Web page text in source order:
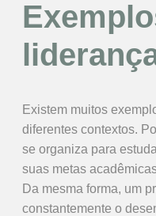
Existem muitos
diferentes contextos.
se organiza para
suas metas
Da mesma forma, um
constantemente o